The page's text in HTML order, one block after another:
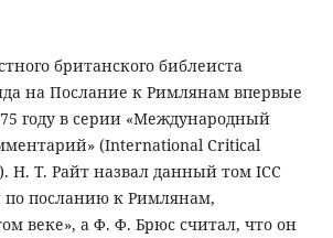
британского библеиста
на Послание к Римлянам впервые
году в серии «Международный
(International Critical
Н. Т. Райт назвал данный том ICC
по посланию к Римлянам,
веке», а Ф. Ф. Брюс считал, что он